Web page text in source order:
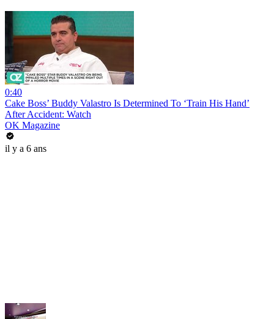
0:40
Cake Boss’ Buddy Valastro Is Determined To ‘Train His Hand’
After Accident: Watch
OK Magazine
il y a 6 ans